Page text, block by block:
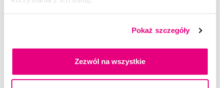
Pokaż szczegóły
Zezwól na wszystkie